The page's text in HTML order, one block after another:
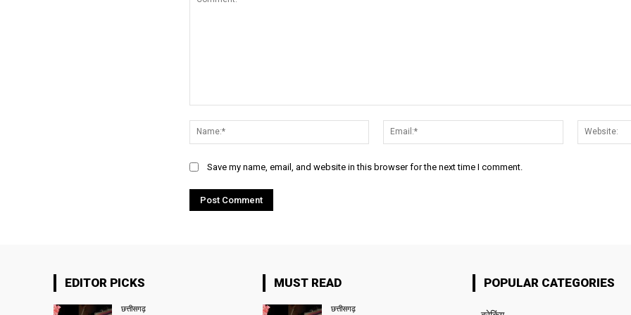
Name:*
Email:*
Save my name, email, and website in this browser for the next time I comment.
EDITOR PICKS
छत्तीसगढ़
MUST READ
छत्तीसगढ़
POPULAR CATEGORIES